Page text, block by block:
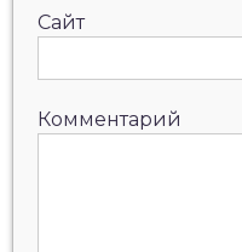
Сайт
Комментарий